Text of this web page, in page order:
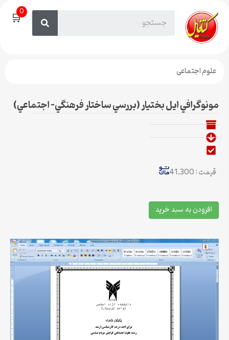
🛒0
علوم اجتماعی
مونوگرافي ايل بختيار (بررسي ساختار فرهنگي- اجتماعي)
قیمت : 41,300
افزودن به سبد خرید